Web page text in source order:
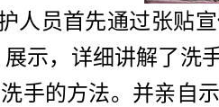
人员首先通过张贴
展示，详细讲解了洗
手的方法。并亲自